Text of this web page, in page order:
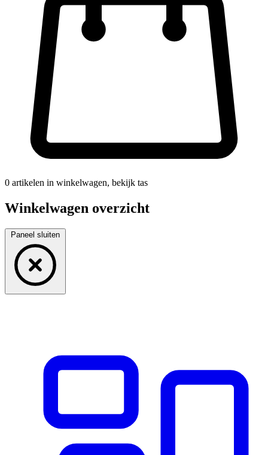
0 artikelen in winkelwagen, bekijk tas
Winkelwagen overzicht
Paneel sluiten